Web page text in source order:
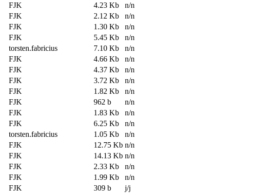
FJK 4.23 Kb
n/n
FJK 2.12 Kb
n/n
FJK 1.30 Kb
n/n
FJK 5.45 Kb
n/n
torsten.fabricius 7.10 Kb
n/n
FJK 4.66 Kb
n/n
FJK 4.37 Kb
n/n
FJK 3.72 Kb
n/n
FJK 1.82 Kb
n/n
FJK 962 b
n/n
FJK 1.83 Kb
n/n
FJK 6.25 Kb
n/n
torsten.fabricius 1.05 Kb
n/n
FJK 12.75 Kb n/n
FJK 14.13 Kb n/n
FJK 2.33 Kb
n/n
FJK 1.99 Kb
n/n
FJK 309 b
j/j